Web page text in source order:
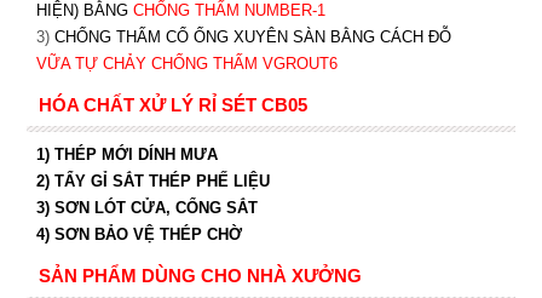
HIỆN) BẰNG CHỐNG THẤM NUMBER-1
3) CHỐNG THẤM CỔ ỐNG XUYÊN SÀN BẰNG CÁCH ĐỖ
VỮA TỰ CHẢY CHỐNG THẤM VGROUT6
HÓA CHẤT XỬ LÝ RỈ SÉT CB05
1) THÉP MỚI DÍNH MƯA
2) TẨY GỈ SẮT THÉP PHẾ LIỆU
3) SƠN LÓT CỬA, CỔNG SẮT
4) SƠN BẢO VỆ THÉP CHỜ
SẢN PHẨM DÙNG CHO NHÀ XƯỞNG